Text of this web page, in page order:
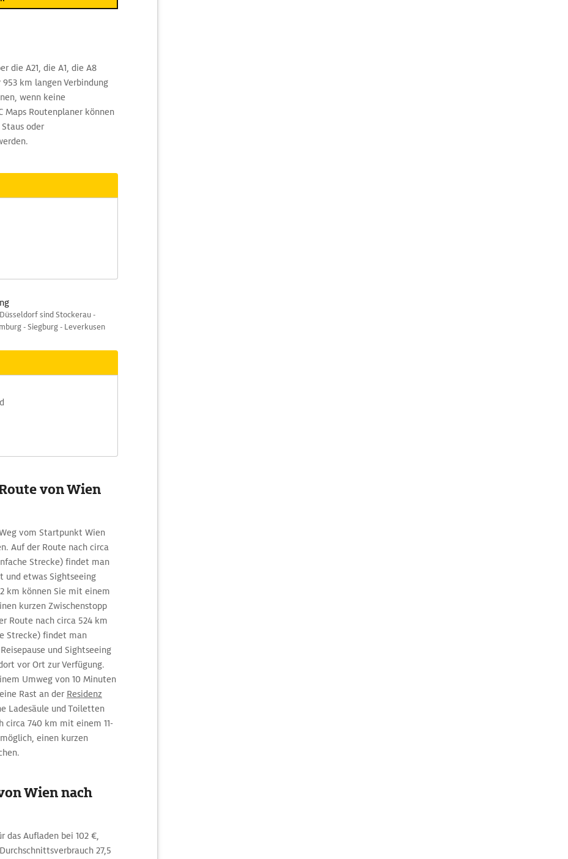
die A21, die A1, die A8
km langen Verbindung
wenn keine
Maps Routenplaner können
oder
sind Stockerau -
- Siegburg - Leverkusen
von Wien
vom Startpunkt Wien
Auf der Route nach circa
Strecke) findet man
und etwas Sightseeing
km können Sie mit einem
kurzen Zwischenstopp
Route nach circa 524 km
Strecke) findet man
und Sightseeing
vor Ort zur Verfügung.
Umweg von 10 Minuten
Rast an der Residenz
Ladesäule und Toiletten
circa 740 km mit einem 11-
einen kurzen
Wien nach
das Aufladen bei 102 €,
27,5